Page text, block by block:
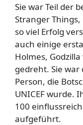
Sie war Teil der
Stranger
so viel Erfolg
auch einige
Holmes,
gedreht. Sie
Person, die
UNICEF wurde.
100
aufgeführt.